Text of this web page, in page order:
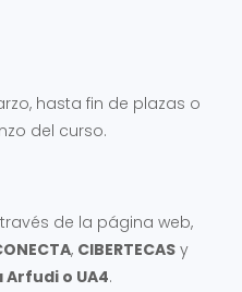
hasta fin de plazas o
del curso.
de la página web,
, CIBERTECAS y
o UA4.